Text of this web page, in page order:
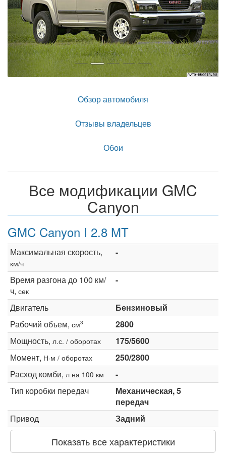
Обзор автомобиля
Отзывы владельцев
Обои
Все модификации GMC
Canyon
GMC Canyon I 2.8 MT
Максимальная скорость,
км/ч
-
Время разгона до 100 км/
ч, сек
-
Двигатель
Бензиновый
Рабочий объем, см3
2800
Мощность, л.с. / оборотах
175/5600
Момент, Н·м / оборотах
250/2800
Расход комби, л на 100 км
-
Тип коробки передач
Механическая, 5
передач
Привод
Задний
Показать все характеристики